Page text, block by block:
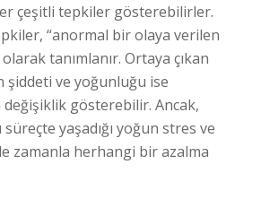
çeşitli tepkiler gösterebilirler.
“anormal bir olaya verilen
tanımlanır. Ortaya çıkan
ve yoğunluğu ise
değişiklik gösterebilir. Ancak,
yaşadığı yoğun stres ve
zamanla herhangi bir azalma